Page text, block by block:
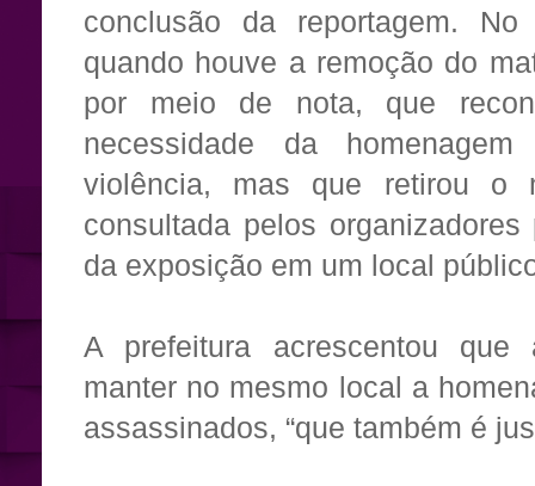
conclusão da reportagem.
quando houve a remoção do
por meio de nota, que
necessidade da
violência, mas que retirou o
consultada pelos
da exposição em um local
A prefeitura acrescentou
manter no mesmo local a
assassinados, “que também é